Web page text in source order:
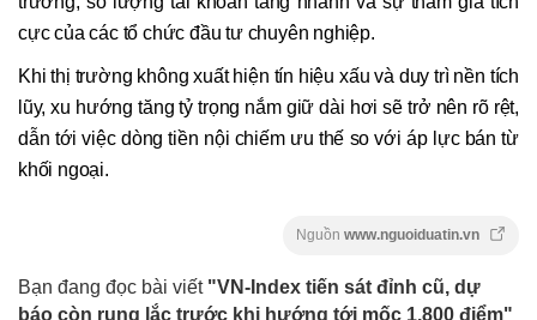
cực của các tổ chức đầu tư chuyên nghiệp.
Khi thị trường không xuất hiện tín hiệu xấu và duy trì nền tích
lũy, xu hướng tăng tỷ trọng nắm giữ dài hơi sẽ trở nên rõ rệt,
dẫn tới việc dòng tiền nội chiếm ưu thế so với áp lực bán từ
khối ngoại.
Nguồn www.nguoiduatin.vn
Bạn đang đọc bài viết "VN-Index tiến sát đỉnh cũ, dự
báo còn rung lắc trước khi hướng tới mốc 1.800 điểm"